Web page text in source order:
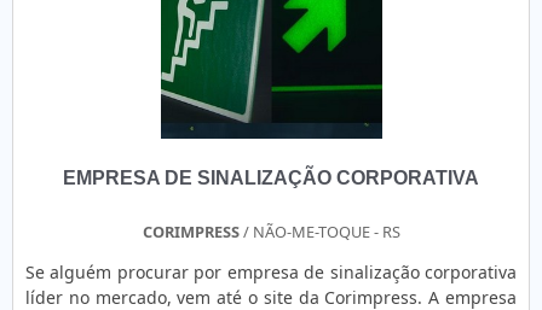
EMPRESA DE SINALIZAÇÃO CORPORATIVA
CORIMPRESS/ NÃO-ME-TOQUE - RS
Se alguém procurar por empresa de sinalização corporativa
líder no mercado, vem até o site da Corimpress. A empresa